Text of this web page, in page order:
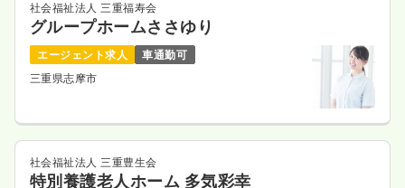
社会福祉法人 三重福寿会
グループホームささゆり
エージェント求人
車通勤可
三重県志摩市
社会福祉法人 三重豊生会
特別養護老人ホーム 多気彩幸